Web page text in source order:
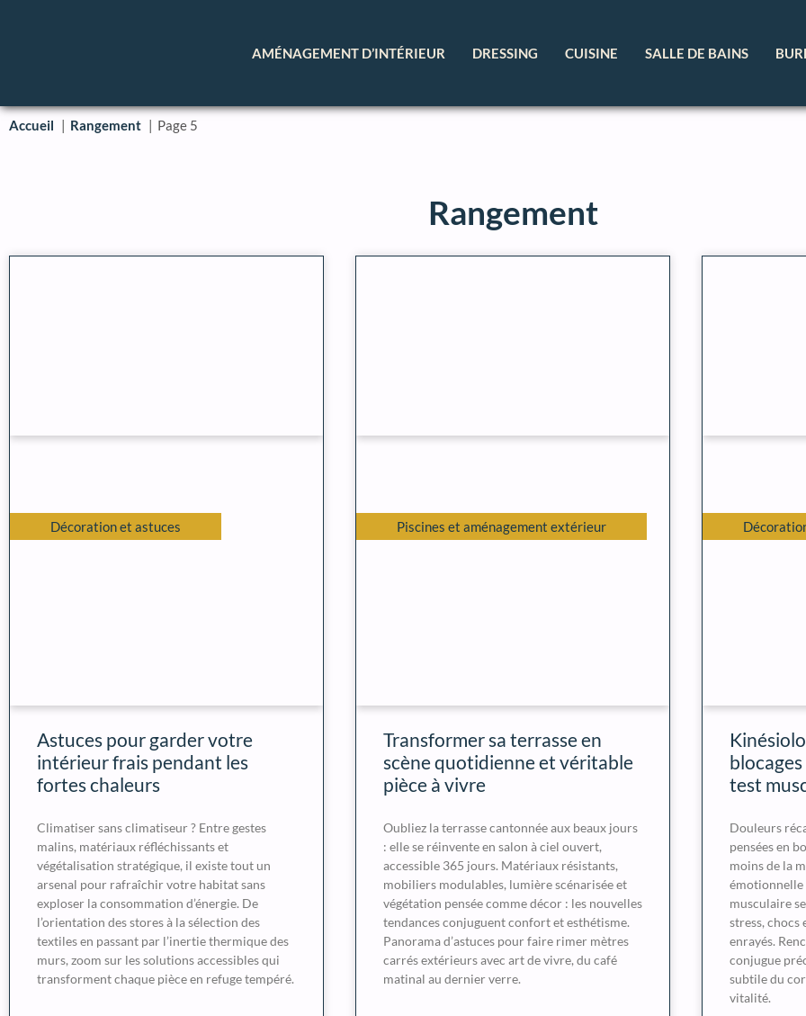
AMÉNAGEMENT D’INTÉRIEUR DRESSING CUISINE SALLE DE BAINS
Accueil Rangement Page 5
Rangement
Décoration et astuces
Astuces pour garder votre
intérieur frais pendant les
fortes chaleurs
Climatiser sans climatiseur ? Entre gestes
malins, matériaux réfléchissants et
végétalisation stratégique, il existe tout un
arsenal pour rafraîchir votre habitat sans
exploser la consommation d’énergie. De
l’orientation des stores à la sélection des
textiles en passant par l’inertie thermique des
murs, zoom sur les solutions accessibles qui
transforment chaque pièce en refuge tempéré.
Piscines et aménagement extérieur
Transformer sa terrasse en
scène quotidienne et véritable
pièce à vivre
Oubliez la terrasse cantonnée aux beaux jours
: elle se réinvente en salon à ciel ouvert,
accessible 365 jours. Matériaux résistants,
mobiliers modulables, lumière scénarisée et
végétation pensée comme décor : les nouvelles
tendances conjuguent confort et esthétisme.
Panorama d’astuces pour faire rimer mètres
carrés extérieurs avec art de vivre, du café
matinal au dernier verre.
test
Douleurs
pensées en
moins de la
émotionnelle
musculaire
stress,
enrayés.
conjugue
subtile du
vitalité.